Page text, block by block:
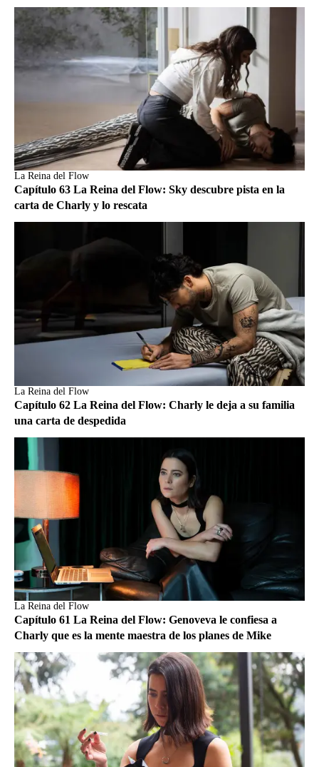
La Reina del Flow
Capítulo 63 La Reina del Flow: Sky descubre pista en la
carta de Charly y lo rescata
La Reina del Flow
Capítulo 62 La Reina del Flow: Charly le deja a su familia
una carta de despedida
La Reina del Flow
Capítulo 61 La Reina del Flow: Genoveva le confiesa a
Charly que es la mente maestra de los planes de Mike